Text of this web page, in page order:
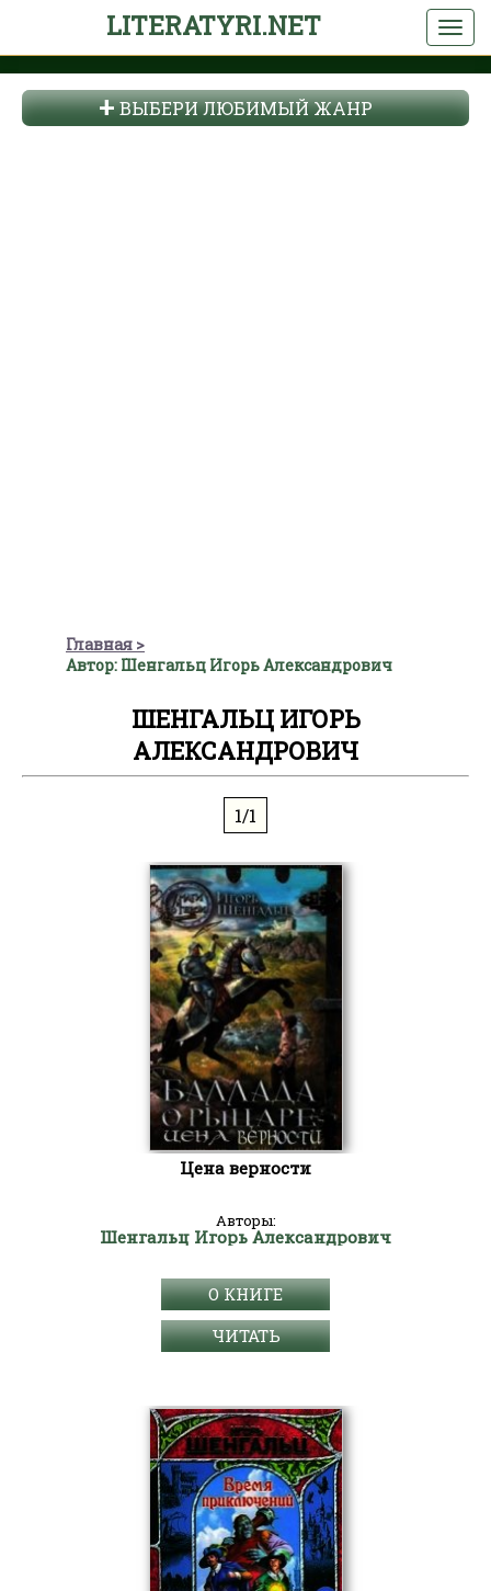
LITERATYRI.NET
ВЫБЕРИ ЛЮБИМЫЙ ЖАНР
Главная
Автор: Шенгальц Игорь Александрович
ШЕНГАЛЬЦ ИГОРЬ
АЛЕКСАНДРОВИЧ
1/1
Цена верности
Авторы:
Шенгальц Игорь Александрович
О КНИГЕ
ЧИТАТЬ